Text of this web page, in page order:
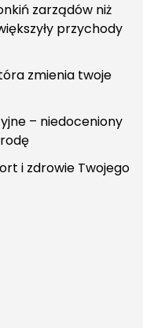
zarządów niż
przychody
zmienia twoje
– niedoceniony
i zdrowie Twojego